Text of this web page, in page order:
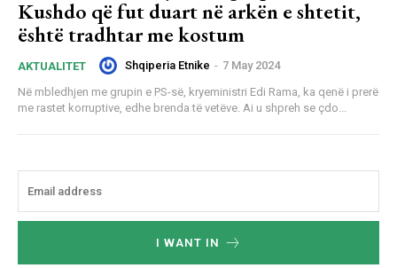
Kushdo që fut duart në arkën e shtetit,
është tradhtar me kostum
AKTUALITET Shqiperia Etnike - 7 May 2024
Në mbledhjen me grupin e PS-së, kryeministri Edi Rama, ka qenë i prerë
me rastet korruptive, edhe brenda të vetëve. Ai u shpreh se çdo...
I WANT IN